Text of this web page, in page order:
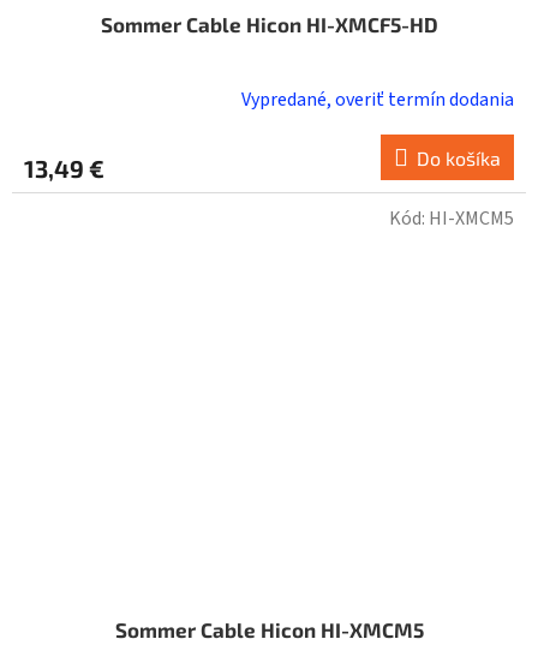
Sommer Cable Hicon HI-XMCF5-HD
Vypredané, overiť termín dodania
13,49 € Do košíka
Sommer Cable Hicon HI-XMCM5
Kód: HI-XMCM5